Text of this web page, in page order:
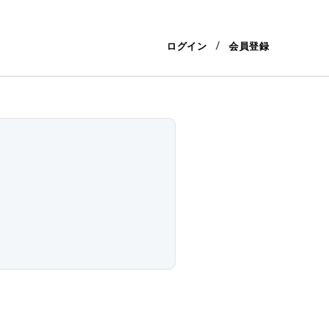
ログイン 会員登録